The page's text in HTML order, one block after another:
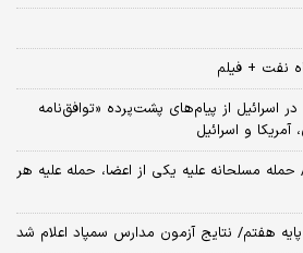
نفت + فیلم
اسرائیل از پیام‌های پشت‌پرده «توافق‌نامه
و اسرائیل
مسلحانه علیه یکی از اعضا، حمله علیه هر
هفتم/ نتایج آزمون مدارس سمپاد اعلام شد